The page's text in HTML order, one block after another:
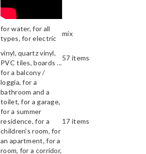
for water, for all
types, for electric
mix
vinyl, quartz vinyl,
PVC tiles, boards ...
57 items
for a balcony /
loggia, for a
bathroom and a
toilet, for a garage,
for a summer
residence, for a
children's room, for
an apartment, for a
room, for a corridor,
17 items